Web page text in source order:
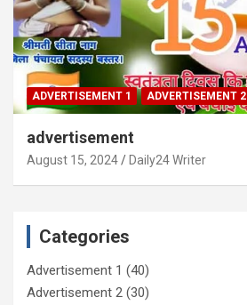
ADVERTISEMENT 1 ADVERTISEMENT 2
advertisement
August 15, 2024 Daily24 Writer
Categories
Advertisement 1 (40)
Advertisement 2 (30)